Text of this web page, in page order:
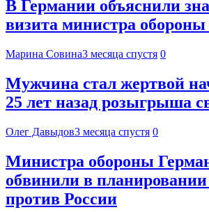
В Германии объяснили
визита министра
Марина Совина3 месяца спустя 0
Мужчина стал жертвой
25 лет назад розыгрыша
Олег Давыдов3 месяца спустя 0
Министра обороны
обвинили в планировании
против России